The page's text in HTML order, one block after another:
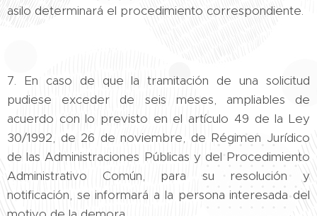
asilo determinará el procedimiento correspondiente.
7. En caso de que la tramitación de una solicitud
pudiese exceder de seis meses, ampliables de
acuerdo con lo previsto en el artículo 49 de la Ley
30/1992, de 26 de noviembre, de Régimen Jurídico
de las Administraciones Públicas y del Procedimiento
Administrativo Común, para su resolución y
notificación, se informará a la persona interesada del